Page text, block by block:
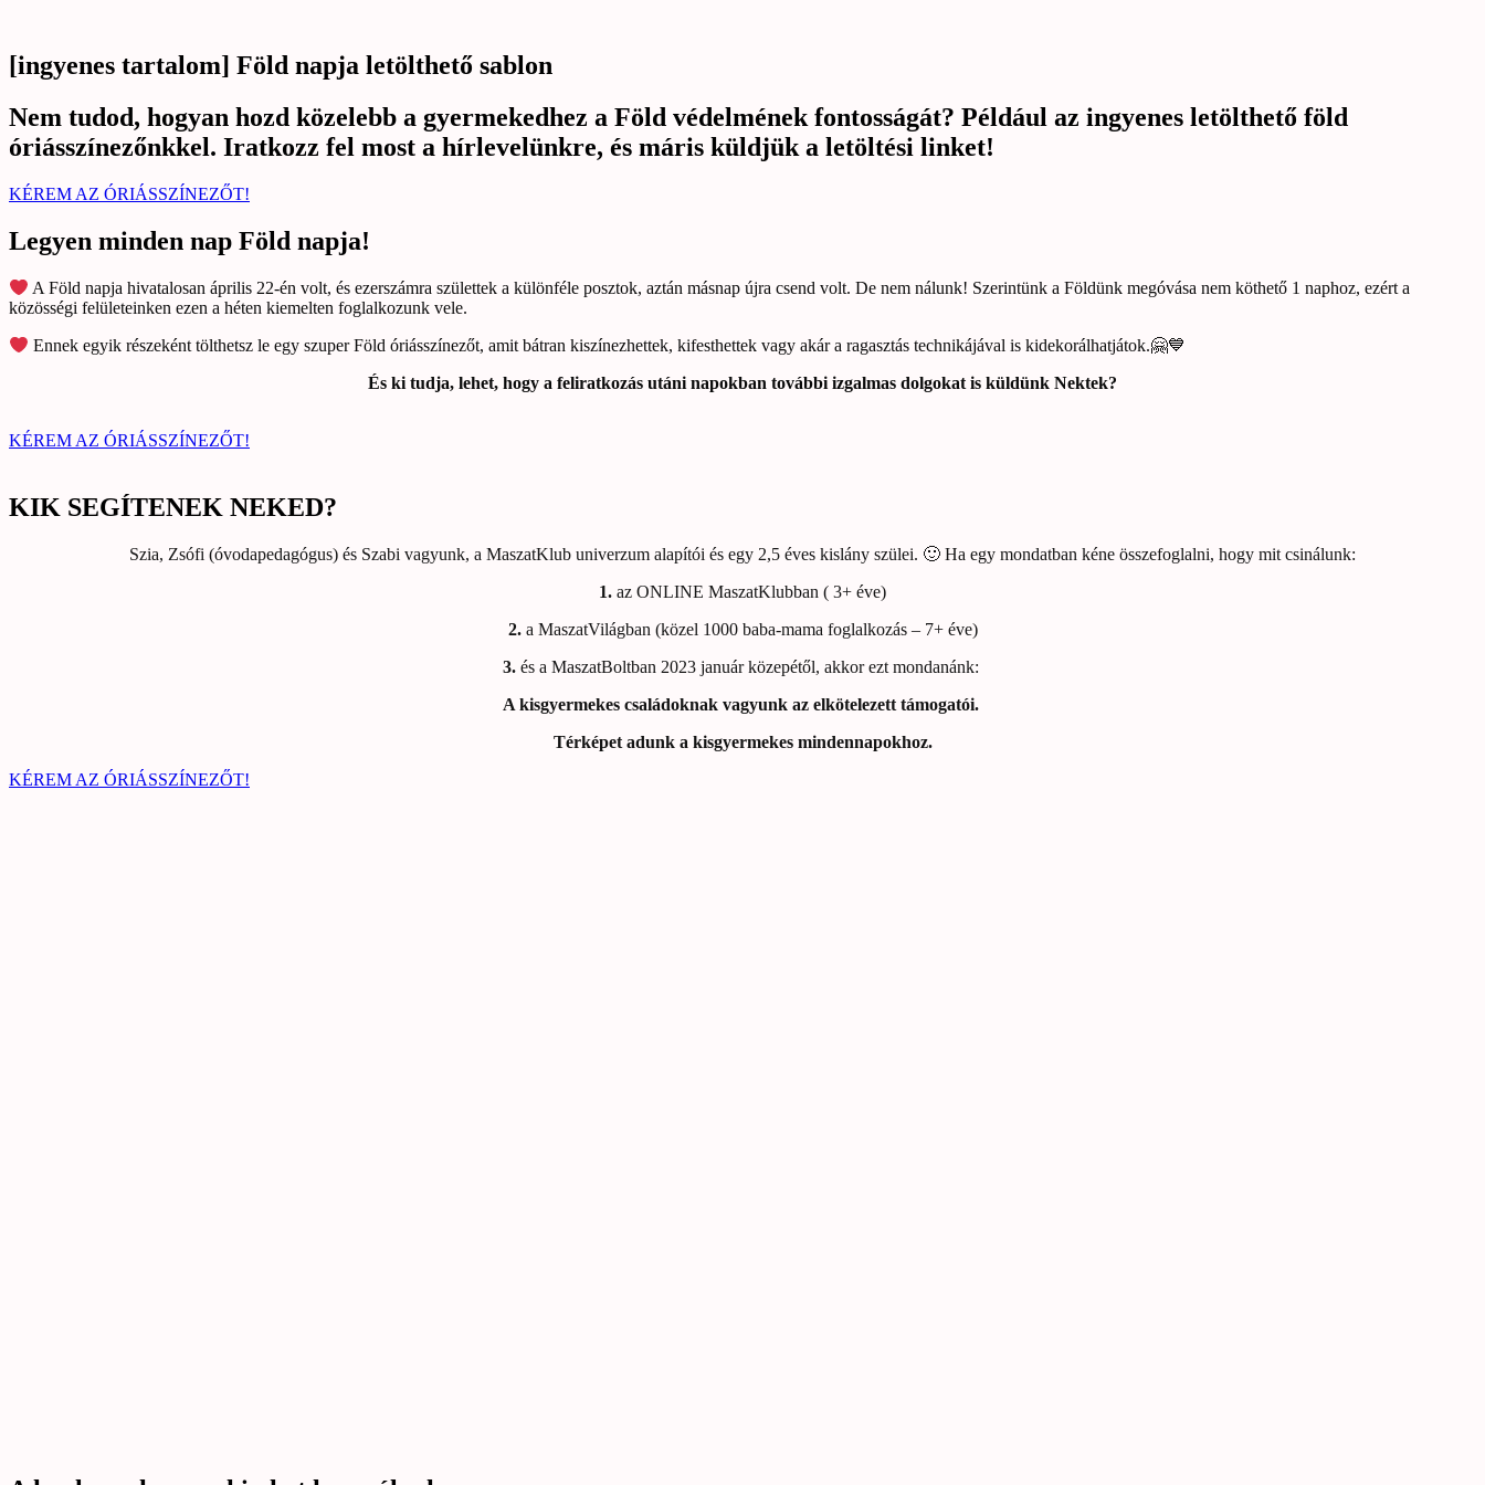
[ingyenes tartalom] Föld napja letölthető sablon
Nem tudod, hogyan hozd közelebb a gyermekedhez a Föld védelmének fontosságát? Például az ingyenes letölthető föld
óriásszínezőnkkel. Iratkozz fel most a hírlevelünkre, és máris küldjük a letöltési linket!
KÉREM AZ ÓRIÁSSZÍNEZŐT!
Legyen minden nap Föld napja!
A Föld napja hivatalosan április 22-én volt, és ezerszámra születtek a különféle posztok, aztán másnap újra csend volt. De nem nálunk! Szerintünk a Földünk megóvása nem köthető 1 naphoz, ezért a
közösségi felületeinken ezen a héten kiemelten foglalkozunk vele.
Ennek egyik részeként tölthetsz le egy szuper Föld óriásszínezőt, amit bátran kiszínezhettek, kifesthettek vagy akár a ragasztás technikájával is kidekorálhatjátok.🤗💙
És ki tudja, lehet, hogy a feliratkozás utáni napokban további izgalmas dolgokat is küldünk Nektek?
KÉREM AZ ÓRIÁSSZÍNEZŐT!
KIK SEGÍTENEK NEKED?
Szia, Zsófi (óvodapedagógus) és Szabi vagyunk, a MaszatKlub univerzum alapítói és egy 2,5 éves kislány szülei. 🙂 Ha egy mondatban kéne összefoglalni, hogy mit csinálunk:
1. az ONLINE MaszatKlubban ( 3+ éve)
2.a MaszatVilágban (közel 1000 baba-mama foglalkozás – 7+ éve)
3.és a MaszatBoltban 2023 január közepétől, akkor ezt mondanánk:
A kisgyermekes családoknak vagyunk az elkötelezett támogatói.
Térképet adunk a kisgyermekes mindennapokhoz.
KÉREM AZ ÓRIÁSSZÍNEZŐT!